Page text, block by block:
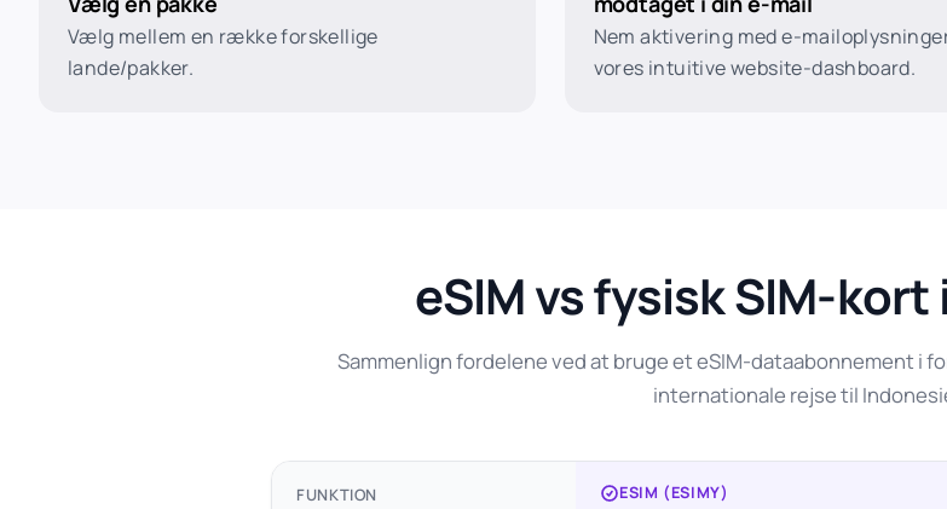
Vælg mellem en række forskellige
lande/pakker.
Nem aktivering med e-
vores intuitive website-dashboard.
eSIM vs fysisk SIM-
Sammenlign fordelene ved at bruge et eSIM-dataabonnement i
internationale rejse til
FUNKTION ESIM (ESIMY)